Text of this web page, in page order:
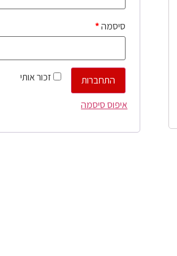
סיסמה*
זכור אותי
התחברות
איפוס סיסמה